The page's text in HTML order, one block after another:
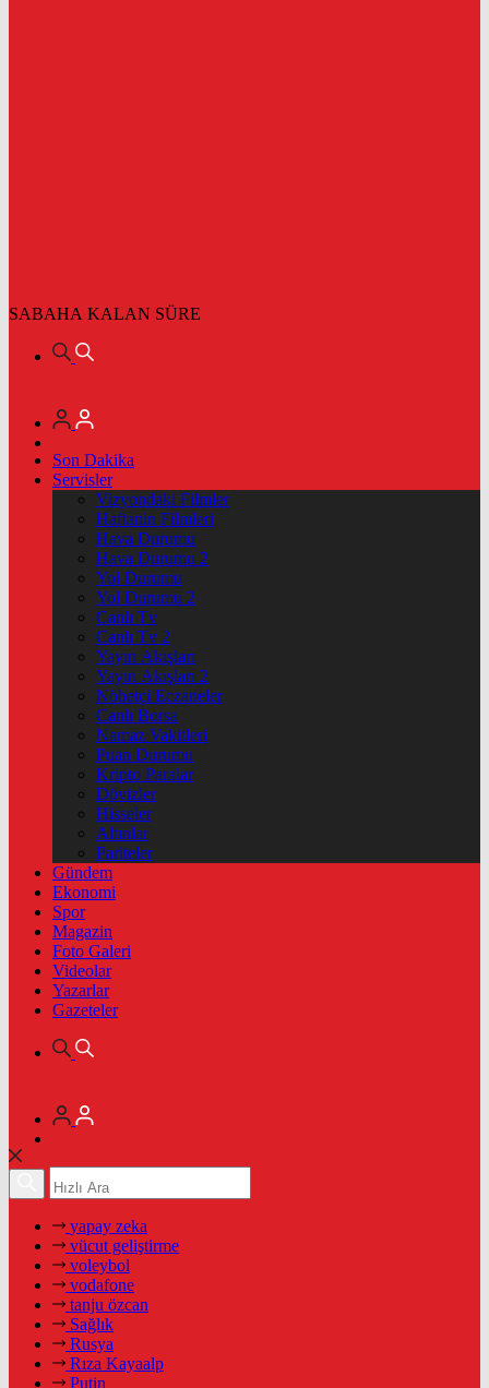
SABAHA KALAN SÜRE
Son Dakika
Servisler
Vizyondaki Filmler
Haftanin Filmleri
Hava Durumu
Hava Durumu 2
Yol Durumu
Yol Durumu 2
Canlı Tv
Canlı Tv 2
Yayın Akışları
Yayın Akışları 2
Nöbetçi Eczaneler
Canlı Borsa
Namaz Vakitleri
Puan Durumu
Kripto Paralar
Dövizler
Hisseler
Altınlar
Pariteler
Gündem
Ekonomi
Spor
Magazin
Foto Galeri
Videolar
Yazarlar
Gazeteler
yapay zeka
vücut geliştirme
voleybol
vodafone
tanju özcan
Sağlık
Rusya
Rıza Kayaalp
Putin